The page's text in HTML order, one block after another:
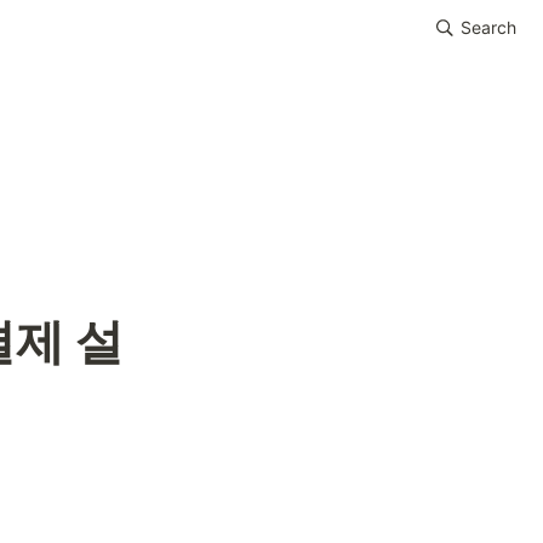
Search
설